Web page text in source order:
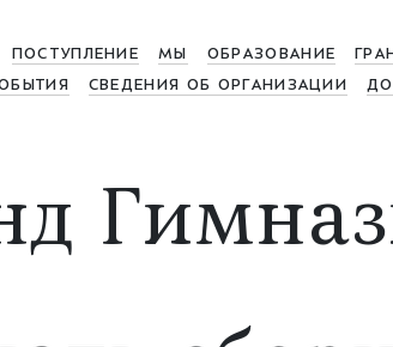
ПОСТУПЛЕНИЕ МЫ ОБРАЗОВАНИЕ
СВЕДЕНИЯ ОБ ОРГАНИЗАЦИИ